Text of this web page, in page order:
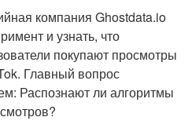
компания Ghostdata.io
и узнать, что
покупают просмотры
Главный вопрос
Распознают ли алгоритмы